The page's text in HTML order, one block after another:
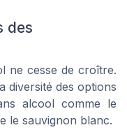
des
ne cesse de croître.
diversité des options
alcool comme le
le sauvignon blanc.